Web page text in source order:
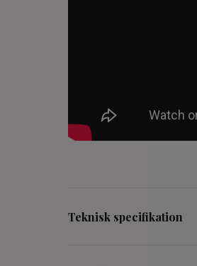
Teknisk specifikation